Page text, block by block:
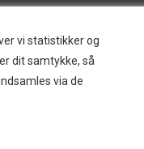
vi statistikker og
dit samtykke, så
via de
vores nyhedsbrev og
tilbud og nyheder i
kan til en hver tid afmelde